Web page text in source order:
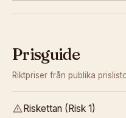
Prisguide
Riktpriser från publika
Riskettan (Risk 1)